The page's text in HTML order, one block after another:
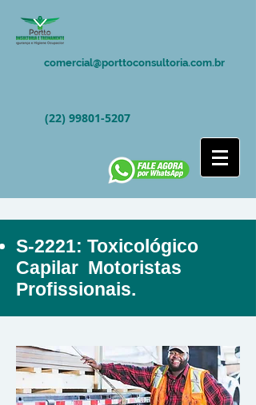
comercial@porttoconsultoria.com.br
(22) 99801-5207
S-2221: Toxicológico
Capilar Motoristas
Profissionais.